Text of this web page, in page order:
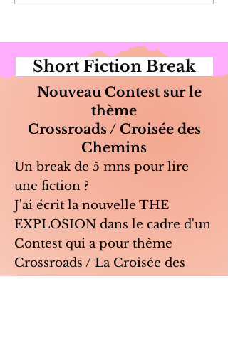
Short Fiction Break
Nouveau Contest sur le
thème
Crossroads / Croisée des
Chemins
Un break de 5 mns pour lire
une fiction ?
J'ai écrit la nouvelle THE
EXPLOSION dans le cadre d'un
Contest qui a pour thème
Crossroads / La Croisée des